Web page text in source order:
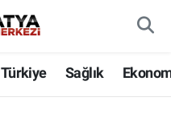
Türkiye Sağlık